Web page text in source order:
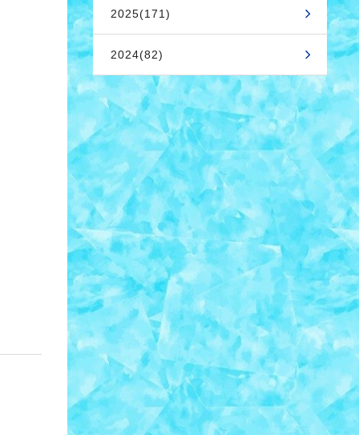
2025(171)
2024(82)